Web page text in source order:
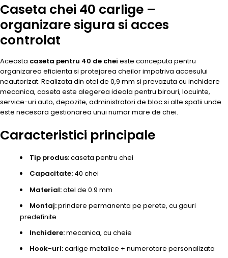
Caseta chei 40 carlige –
organizare sigura si acces
controlat
Aceasta caseta pentru 40 de chei este conceputa pentru
organizarea eficienta si protejarea cheilor impotriva accesului
neautorizat. Realizata din otel de 0,9 mm si prevazuta cu inchidere
mecanica, caseta este alegerea ideala pentru birouri, locuinte,
service-uri auto, depozite, administratori de bloc si alte spatii unde
este necesara gestionarea unui numar mare de chei.
Caracteristici principale
Tip produs:caseta pentru chei
Capacitate: 40 chei
Material:otel de 0.9 mm
Montaj:prindere permanenta pe perete, cu gauri
predefinite
Inchidere:mecanica, cu cheie
Hook-uri:carlige metalice + numerotare personalizata